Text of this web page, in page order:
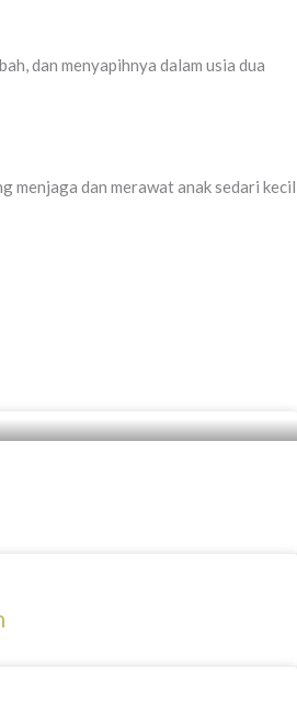
dan menyapihnya dalam usia dua
menjaga dan merawat anak sedari kecil